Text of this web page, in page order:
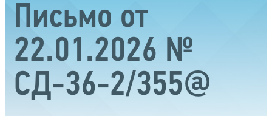
Письмо от
22.01.2026 №
СД-36-2/355@